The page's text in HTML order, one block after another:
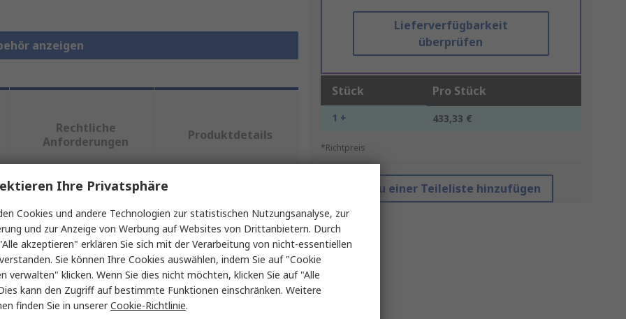
anzeigen
Lieferverfügbarkeit
überprüfen
Stück Pro Stück
1 + 433,33 €
*Richtpreis
Zu einer Teileliste hinzufügen
Rechtliche
Anforderungen
Produktdetails
oder mehrere Eigenschaften auswählen.
Wert
Beijer Electronics
PLC-Zubehör
Ihre Privatsphäre
Cookies und andere Technologien zur statistischen Nutzungsanalyse, zur
und zur Anzeige von Werbung auf Websites von Drittanbietern. Durch
akzeptieren" erklären Sie sich mit der Verarbeitung von nicht-essentiellen
Sie können Ihre Cookies auswählen, indem Sie auf "Cookie
verwalten" klicken. Wenn Sie dies nicht möchten, klicken Sie auf "Alle
kann den Zugriff auf bestimmte Funktionen einschränken. Weitere
finden Sie in unsererCookie-Richtlinie.